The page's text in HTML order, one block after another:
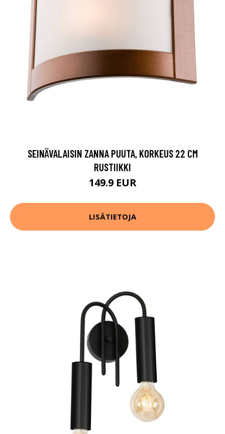
SEINÄVALAISIN ZANNA PUUTA, KORKEUS 22 CM
RUSTIIKKI
149.9 EUR
LISÄTIETOJA